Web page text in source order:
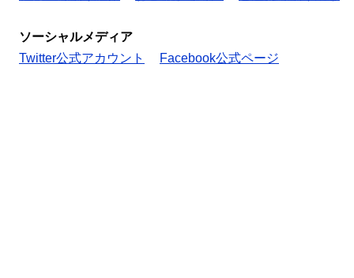
ソーシャルメディア
Twitter公式アカウント
Facebook公式ページ